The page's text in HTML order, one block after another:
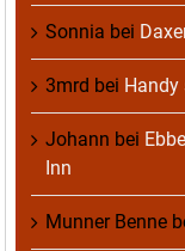
Sonnia bei
3mrd bei
Johann bei
Inn
Munner Benne